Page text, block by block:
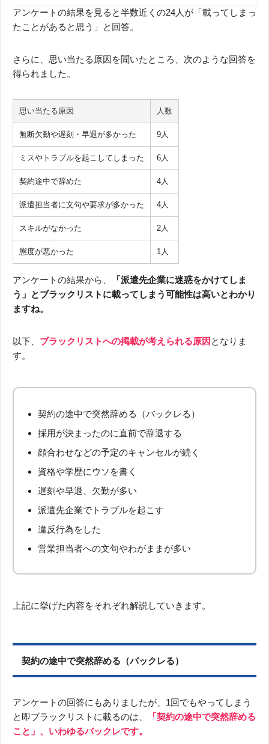
アンケートの結果を見ると半数近くの24人が「載ってしまっ
たことがあると思う」と回答。
さらに、思い当たる原因を聞いたところ、次のような回答を
得られました。
思い当たる原因 人数
無断欠勤や遅刻・早退が多かった 9人
ミスやトラブルを起こしてしまった 6人
契約途中で辞めた 4人
派遣担当者に文句や要求が多かった 4人
スキルがなかった 2人
態度が悪かった 1人
アンケートの結果から、
「派遣先企業に迷惑をかけてしま
う」とブラックリストに載ってしまう可能性は高いとわかり
ますね。
以下、 ブラックリストへの掲載が考えられる原因 となりま
す。
契約の途中で突然辞める（バックレる）
採用が決まったのに直前で辞退する
顔合わせなどの予定のキャンセルが続く
資格や学歴にウソを書く
遅刻や早退、欠勤が多い
派遣先企業でトラブルを起こす
違反行為をした
営業担当者への文句やわがままが多い
上記に挙げた内容をそれぞれ解説していきます。
契約の途中で突然辞める（バックレる）
アンケートの回答にもありましたが、1回でもやってしまう
と即ブラックリストに載るのは、
「契約の途中で突然辞める
こと」、いわゆるバックレです。